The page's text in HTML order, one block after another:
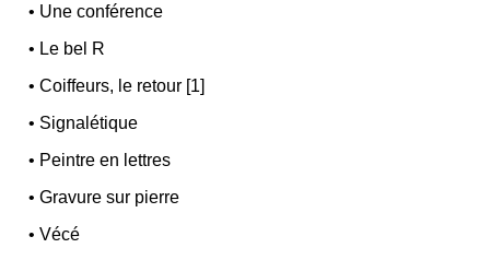
• Une conférence
• Le bel R
•Coiffeurs, le retour [1]
• Signalétique
• Peintre en lettres
•Gravure sur pierre
•Vécé